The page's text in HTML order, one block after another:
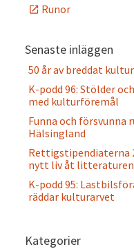
Runor
Senaste inläggen
50 år av breddat
K-podd 96: Stölder
med kulturföremål
Funna och försvunna
Hälsingland
Rettigstipendiaterna
nytt liv åt litteraturen
K-podd 95:
räddar kulturarvet
Kategorier